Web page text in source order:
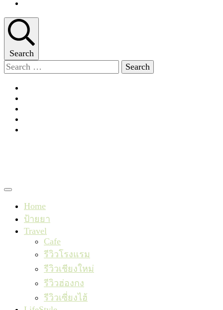
Search
Search
for:
Home
ป้ายยา
Travel
Cafe
รีวิวโรงแรม
รีวิวเชียงใหม่
รีวิวฮ่องกง
รีวิวเซี่ยงไฮ้